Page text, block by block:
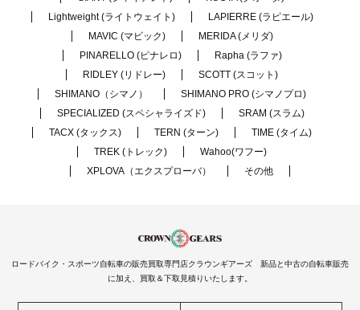
Lightweight (ライトウェイト)
LAPIERRE (ラピエール)
MAVIC (マビック)
MERIDA (メリダ)
PINARELLO (ピナレロ)
Rapha (ラファ)
RIDLEY (リドレー)
SCOTT (スコット)
SHIMANO（シマノ）
SHIMANO PRO (シマノプロ)
SPECIALIZED (スペシャライズド)
SRAM (スラム)
TACX (タックス)
TERN (ターン)
TIME (タイム)
TREK (トレック)
Wahoo(ワフー)
XPLOVA（エクスプローバ）
その他
ロードバイク・スポーツ自転車の販売買取専門店クラウンギアーズ 新品と中古の自転車販売
に加え、買取＆下取見積りいたします。